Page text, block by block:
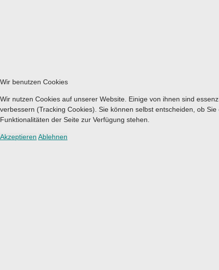
Wir benutzen Cookies
Wir nutzen Cookies auf unserer Website. Einige von ihnen sind
verbessern (Tracking Cookies). Sie können selbst entscheiden, ob
Funktionalitäten der Seite zur Verfügung stehen.
Akzeptieren Ablehnen